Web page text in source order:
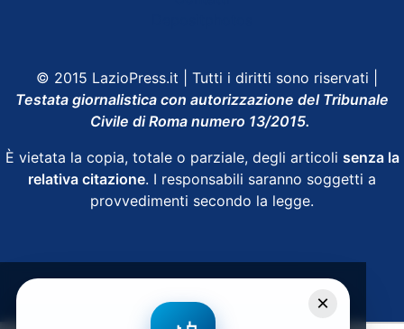
© 2015 LazioPress.it | Tutti i diritti sono riservati |
Testata giornalistica con autorizzazione del Tribunale
Civile di Roma numero 13/2015.
È vietata la copia, totale o parziale, degli articoli senza la
relativa citazione. I responsabili saranno soggetti a
provvedimenti secondo la legge.
×